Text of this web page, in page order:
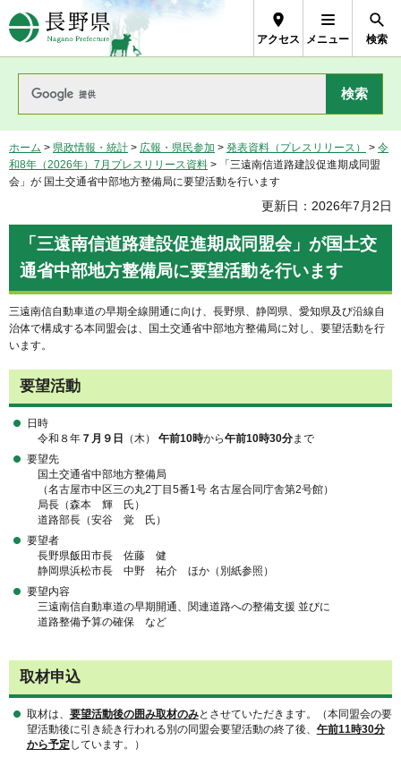
長野県Nagano Prefecture
アクセス メニュー 検索
ホーム > 県政情報・統計 > 広報・県民参加 > 発表資料（プレスリリース） > 令
和8年（2026年）7月プレスリリース資料 > 「三遠南信道路建設促進期成同盟
会」が 国土交通省中部地方整備局に要望活動を行います
更新日：2026年7月2日
「三遠南信道路建設促進期成同盟会」が国土交
通省中部地方整備局に要望活動を行います
三遠南信自動車道の早期全線開通に向け、長野県、静岡県、愛知県及び沿線自
治体で構成する本同盟会は、国土交通省中部地方整備局に対し、要望活動を行
います。
要望活動
日時
令和８年７月９日 （木） 午前10時から午前10時30分まで
要望先
国土交通省中部地方整備局
（名古屋市中区三の丸2丁目5番1号 名古屋合同庁舎第2号館）
局長（森本 輝 氏）
道路部長（安谷 覚 氏）
要望者
長野県飯田市長 佐藤 健
静岡県浜松市長 中野 祐介 ほか（別紙参照）
要望内容
三遠南信自動車道の早期開通、関連道路への整備支援 並びに
道路整備予算の確保 など
取材申込
取材は、 要望活動後の囲み取材のみとさせていただきます。（本同盟会の要
望活動後に引き続き行われる別の同盟会要望活動の終了後、 午前11時30分
から予定しています。）